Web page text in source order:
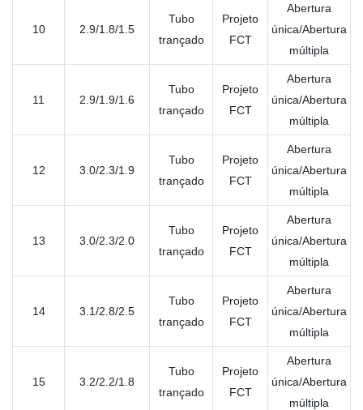
10 2.9/1.8/1.5
Tubo
trançado
Projeto
FCT
Abertura
única/Abertura
múltipla
11 2.9/1.9/1.6
Tubo
trançado
Projeto
FCT
Abertura
única/Abertura
múltipla
12 3.0/2.3/1.9
Tubo
trançado
Projeto
FCT
Abertura
única/Abertura
múltipla
13 3.0/2.3/2.0
Tubo
trançado
Projeto
FCT
Abertura
única/Abertura
múltipla
14 3.1/2.8/2.5
Tubo
trançado
Projeto
FCT
Abertura
única/Abertura
múltipla
15 3.2/2.2/1.8
Tubo
trançado
Projeto
FCT
Abertura
única/Abertura
múltipla